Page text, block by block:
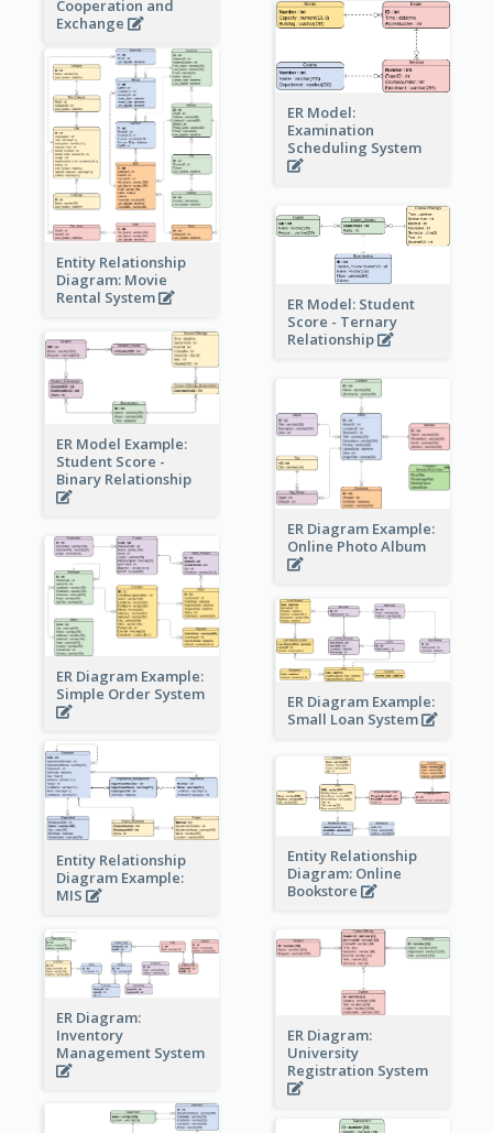
Cooperation and
Exchange
ER Model:
Examination
Scheduling System
Entity Relationship
Diagram: Movie
Rental System
ER Model: Student
Score - Ternary
Relationship
ER Model Example:
Student Score -
Binary Relationship
ER Diagram Example:
Online Photo Album
ER Diagram Example:
Simple Order System
ER Diagram Example:
Small Loan System
Entity Relationship
Diagram Example:
MIS
Entity Relationship
Diagram: Online
Bookstore
ER Diagram:
Inventory
Management System
ER Diagram:
University
Registration System